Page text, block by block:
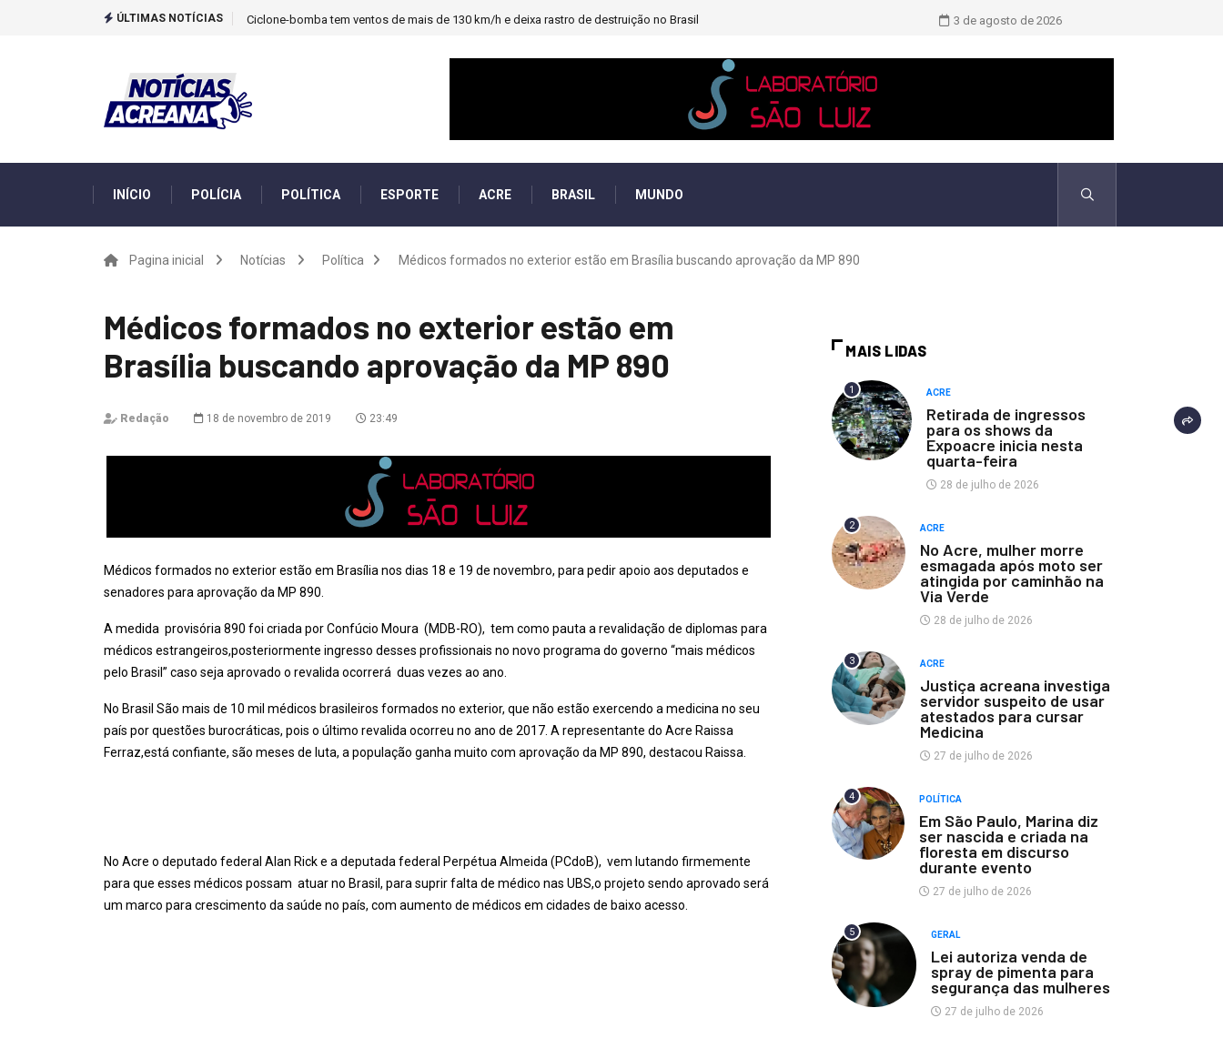
ÚLTIMAS NOTÍCIAS Ciclone-bomba tem ventos de mais de 130 km/h e deixa rastro de destruição no Brasil TCU identificou desvios de dinheiro
3 de agosto de 2026
INÍCIO POLÍCIA POLÍTICA ESPORTE ACRE BRASIL MUNDO
Pagina inicial Notícias Política Médicos formados no exterior estão em Brasília buscando aprovação da MP 890
Médicos formados no exterior estão em
Brasília buscando aprovação da MP 890
Redação 18 de novembro de 2019 23:49
Médicos formados no exterior estão em Brasília nos dias 18 e 19 de novembro, para pedir apoio aos deputados e
senadores para aprovação da MP 890.
A medida provisória 890 foi criada por Confúcio Moura (MDB-RO), tem como pauta a revalidação de diplomas para
médicos estrangeiros,posteriormente ingresso desses profissionais no novo programa do governo “mais médicos
pelo Brasil” caso seja aprovado o revalida ocorrerá duas vezes ao ano.
No Brasil São mais de 10 mil médicos brasileiros formados no exterior, que não estão exercendo a medicina no seu
país por questões burocráticas, pois o último revalida ocorreu no ano de 2017. A representante do Acre Raissa
Ferraz,está confiante, são meses de luta, a população ganha muito com aprovação da MP 890, destacou Raissa.
No Acre o deputado federal Alan Rick e a deputada federal Perpétua Almeida (PCdoB), vem lutando firmemente
para que esses médicos possam atuar no Brasil, para suprir falta de médico nas UBS,o projeto sendo aprovado será
um marco para crescimento da saúde no país, com aumento de médicos em cidades de baixo acesso.
MAIS LIDAS
1 ACRE
Retirada de ingressos
para os shows da
Expoacre inicia nesta
quarta-feira
28 de julho de 2026
2 ACRE
No Acre, mulher morre
esmagada após moto ser
atingida por caminhão na
Via Verde
28 de julho de 2026
3 ACRE
Justiça acreana investiga
servidor suspeito de usar
atestados para cursar
Medicina
27 de julho de 2026
4 POLÍTICA
Em São Paulo, Marina diz
ser nascida e criada na
floresta em discurso
durante evento
27 de julho de 2026
5 GERAL
Lei autoriza venda de
spray de pimenta para
segurança das mulheres
27 de julho de 2026